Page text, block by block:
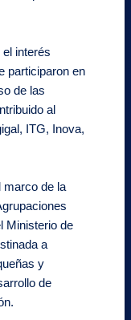
interés
participaron en
de las
al
ITG, Inova,
marco de la
Ministerio de
a
y
de